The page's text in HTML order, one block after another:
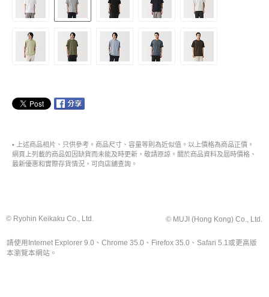
• 上述商品相片、只供參考。商品尺寸、容量等則為近似值。以上價格為商品正價。
網頁上列載的商品如因缺貨而未能及時更新，敬請原諒。關於商品資料及屆時價格、
最新優惠和實際存貨情況，可向店舖查詢。
© Ryohin Keikaku Co., Ltd. © MUJI (Hong Kong) Co., Ltd.
請使用Internet Explorer 9.0、Chrome 35.0、Firefox 35.0、Safari 5.1或更高版
本瀏覽本網站。